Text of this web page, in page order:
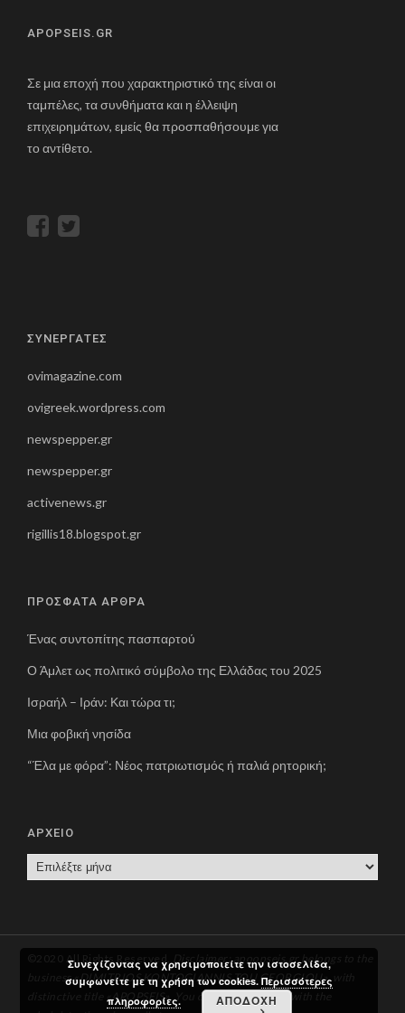
APOPSEIS.GR
Σε μια εποχή που χαρακτηριστικό της είναι οι
ταμπέλες, τα συνθήματα και η έλλειψη
επιχειρημάτων, εμείς θα προσπαθήσουμε για
το αντίθετο.
ΣΥΝΕΡΓΑΤΕΣ
ovimagazine.com
ovigreek.wordpress.com
newspepper.gr
newspepper.gr
activenews.gr
rigillis18.blogspot.gr
ΠΡΟΣΦΑΤΑ ΑΡΘΡΑ
Ένας συντοπίτης πασπαρτού
Ο Άμλετ ως πολιτικό σύμβολο της Ελλάδας του 2025
Ισραήλ – Ιράν: Και τώρα τι;
Μια φοβική νησίδα
“Έλα με φόρα”: Νέος πατριωτισμός ή παλιά ρητορική;
ΑΡΧΕΙΟ
Ι ©2020 All Rights Reserved.
Disclaimer: apoopseis.gr belongs to the
business «DIMITRIOS KONTOGIANNIS TOU GEORGIOU», with
distinctive title «APOPSEIS». You can communicate with the
Συνεχίζοντας να χρησιμοποιείτε την ιστοσελίδα,
συμφωνείτε με τη χρήση των cookies.Περισσότερες
πληροφορίες.
ΑΠΟΔΟΧΗ